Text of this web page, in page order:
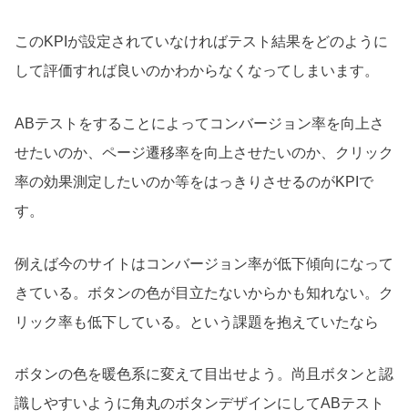
このKPIが設定されていなければテスト結果をどのように
して評価すれば良いのかわからなくなってしまいます。
ABテストをすることによってコンバージョン率を向上さ
せたいのか、ページ遷移率を向上させたいのか、クリック
率の効果測定したいのか等をはっきりさせるのがKPIで
す。
例えば今のサイトはコンバージョン率が低下傾向になって
きている。ボタンの色が目立たないからかも知れない。ク
リック率も低下している。という課題を抱えていたなら
ボタンの色を暖色系に変えて目出せよう。尚且ボタンと認
識しやすいように角丸のボタンデザインにしてABテスト